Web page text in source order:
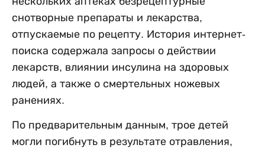
снотворные препараты и лекарства,
отпускаемые по рецепту. История интернет-
поиска содержала запросы о действии
лекарств, влиянии инсулина на здоровых
людей, а также о смертельных ножевых
ранениях.
По предварительным данным, трое детей
могли погибнуть в результате отравления,